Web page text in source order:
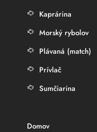
Kaprárina
Morský rybolov
Plávaná (match)
Prívlač
Sumčiarina
Domov